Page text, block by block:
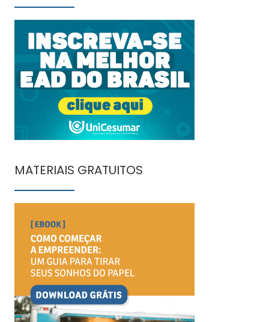
MATERIAIS GRATUITOS